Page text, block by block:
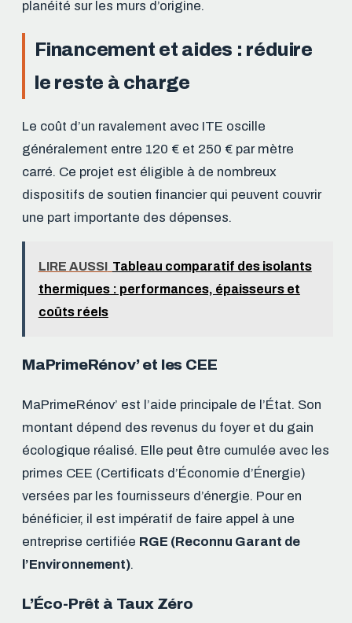
planéité sur les murs d’origine.
Financement et aides : réduire
le reste à charge
Le coût d’un ravalement avec ITE oscille
généralement entre 120 € et 250 € par mètre
carré. Ce projet est éligible à de nombreux
dispositifs de soutien financier qui peuvent couvrir
une part importante des dépenses.
LIRE AUSSI Tableau comparatif des isolants
thermiques : performances, épaisseurs et
coûts réels
MaPrimeRénov’ et les CEE
MaPrimeRénov’ est l’aide principale de l’État. Son
montant dépend des revenus du foyer et du gain
écologique réalisé. Elle peut être cumulée avec les
primes CEE (Certificats d’Économie d’Énergie)
versées par les fournisseurs d’énergie. Pour en
bénéficier, il est impératif de faire appel à une
entreprise certifiée RGE (Reconnu Garant de
l’Environnement).
L’Éco-Prêt à Taux Zéro